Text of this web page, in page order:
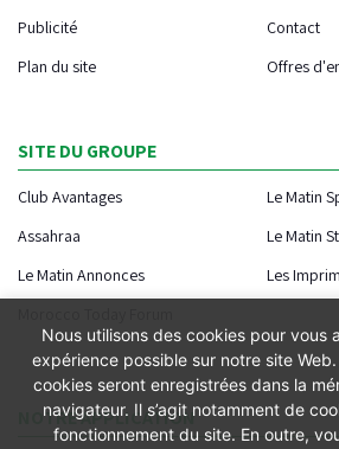
Publicité
Contact
Plan du site
Offres
SITE DU GROUPE
Club Avantages
Le Matin
Assahraa
Le Matin
Le Matin Annonces
Les
NOTRE APPLICATION
Nous utilisons des cookies pour vous
expérience possible sur notre site
cookies seront enregistrées dans la
navigateur. Il s’agit notamment de
fonctionnement du site. En outre,